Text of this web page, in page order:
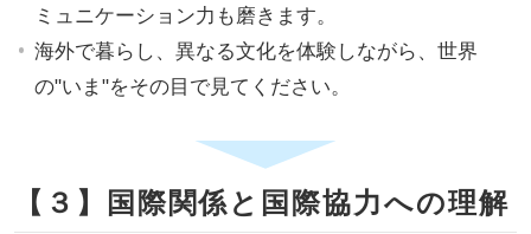
ミュニケーション力も磨きます。
海外で暮らし、異なる文化を体験しながら、世界
の"いま"をその目で見てください。
【３】国際関係と国際協力への理解